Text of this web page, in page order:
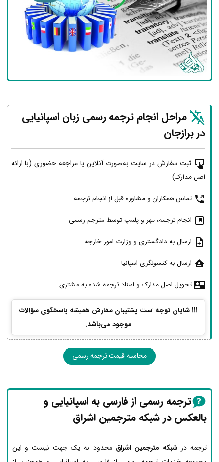
مراحل انجام ترجمه رسمی زبان اسپانیایی
در برازجان
ثبت سفارش در سایت به‌صورت آنلاین یا مراجعه حضوری (با ارائه
اصل مدارک)
تماس همکاران و مشاوره قبل از انجام ترجمه
انجام ترجمه، مهر و پلمپ توسط مترجم رسمی
ارسال به دادگستری و وزارت امور خارجه
ارسال به کنسولگری اسپانیا
تحویل اصل مدارک و اسناد ترجمه شده به مشتری
!!! شایان توجه است پشتیبان سفارش همیشه پاسخگوی سؤالات
موجود می‌باشد.
محاسبه قیمت ترجمه رسمی
ترجمه رسمی از فارسی به اسپانیایی و
بالعکس در شبکه مترجمین اشراق
ترجمه درشبکه مترجمین اشراق محدود به یک جهت نیست و این